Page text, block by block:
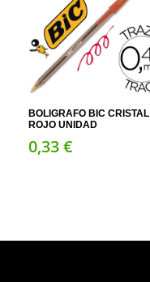
BOLIGRAFO BIC CRISTAL
ROJO UNIDAD
0,33 €